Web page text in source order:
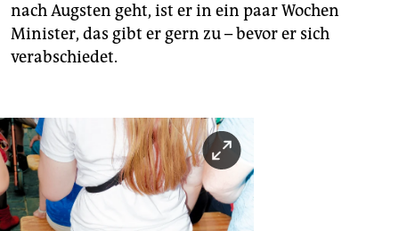
nach Augsten geht, ist er in ein paar Wochen
Minister, das gibt er gern zu – bevor er sich
verabschiedet.